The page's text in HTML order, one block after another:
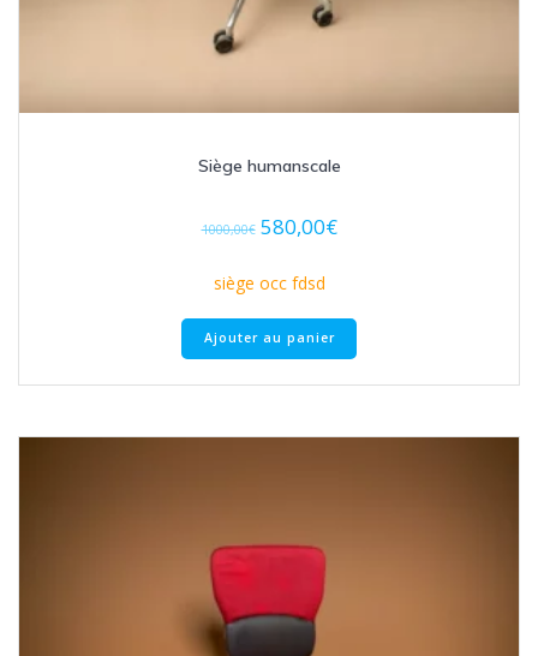
Siège humanscale
1000,00€ 580,00€
siège occ fdsd
Ajouter au panier